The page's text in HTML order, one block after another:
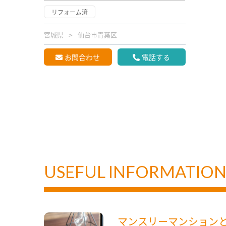
リフォーム済
宮城県 仙台市青葉区
お問合わせ 電話する
USEFUL INFORMATION
マンスリーマンション